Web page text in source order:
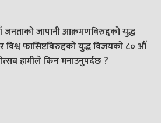
जनताको जापानी आक्रमणविरुद्दको युद्ध
विश्व फासिष्टविरुद्दको युद्ध विजयको ८० औं
हामीले किन मनाउनुपर्दछ ?